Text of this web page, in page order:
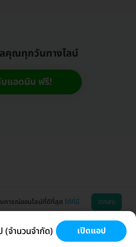
คุณทุกวันทางไลน์
แอดมิน ฟรี!
ช่วยเหลือ โหลดแอพ
บการณ์ออนไลน์ที่ดีที่สุด ได้ที่นี่ ตกลง
จำนวนจำกัด) เปิดแอป